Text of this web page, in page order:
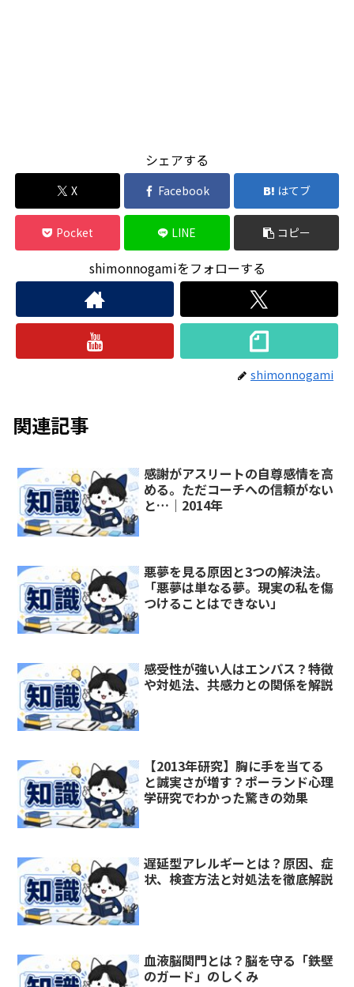
シェアする
X Facebook はてブ
Pocket LINE コピー
shimonnogamiをフォローする
shimonnogami
関連記事
感謝がアスリートの自尊感情を高
める。ただコーチへの信頼がない
と…｜2014年
悪夢を見る原因と3つの解決法。
「悪夢は単なる夢。現実の私を傷
つけることはできない」
感受性が強い人はエンパス？特徴
や対処法、共感力との関係を解説
【2013年研究】胸に手を当てる
と誠実さが増す？ポーランド心理
学研究でわかった驚きの効果
遅延型アレルギーとは？原因、症
状、検査方法と対処法を徹底解説
血液脳関門とは？脳を守る「鉄壁
のガード」のしくみ